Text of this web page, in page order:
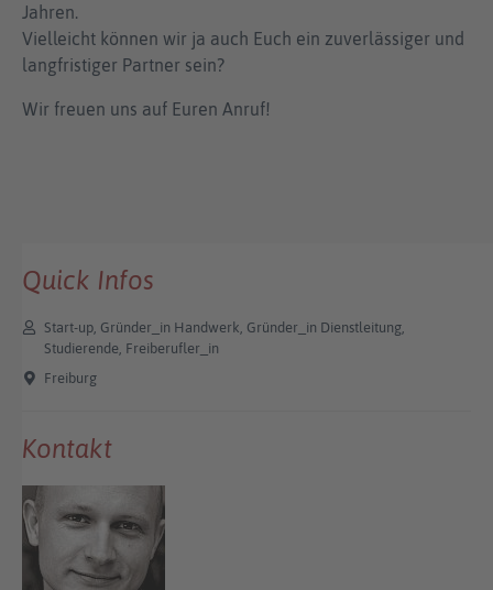
Jahren.
Vielleicht können wir ja auch Euch ein zuverlässiger und
langfristiger Partner sein?
Wir freuen uns auf Euren Anruf!
Quick Infos
Start-up, Gründer_in Handwerk, Gründer_in Dienstleitung,
Studierende, Freiberufler_in
Freiburg
Kontakt